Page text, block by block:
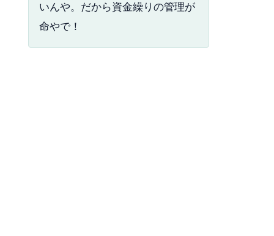
いんや。だから資金繰りの管理が
命やで！